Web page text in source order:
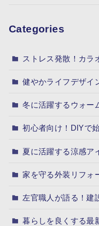
Categories
ストレス発散！カラ
健やかライフデザイ
冬に活躍するウォー
初心者向け！DIYで
夏に活躍する涼感ア
家を守る外装リフォ
左官職人が語る！建
暮らしを良くする最